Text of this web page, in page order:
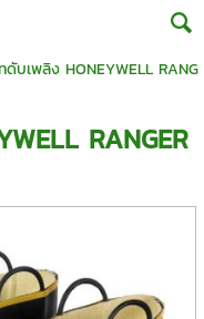
บเพลิง HONEYWELL RANG
RANGER